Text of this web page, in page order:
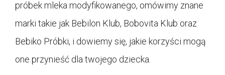
próbek mleka modyfikowanego, omówimy znane
marki takie jak Bebilon Klub, Bobovita Klub oraz
Bebiko Próbki, i dowiemy się, jakie korzyści mogą
one przynieść dla twojego dziecka.